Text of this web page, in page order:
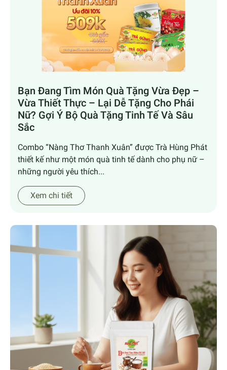
Bạn Đang Tìm Món Quà Tặng Vừa Đẹp –
Vừa Thiết Thực – Lại Dễ Tặng Cho Phái
Nữ? Gợi Ý Bộ Quà Tặng Tinh Tế Và Sâu
Sắc
Combo “Nàng Thơ Thanh Xuân” được Trà Hùng Phát
thiết kế như một món quà tinh tế dành cho phụ nữ –
những người yêu thích...
Xem chi tiết